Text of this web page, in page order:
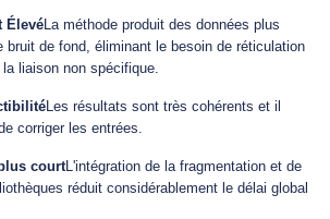
ÉlevéLa méthode produit des données plus
bruit de fond, éliminant le besoin de réticulation
liaison non spécifique.
Les résultats sont très cohérents et il
corriger les entrées.
courtL'intégration de la fragmentation et de
réduit considérablement le délai global